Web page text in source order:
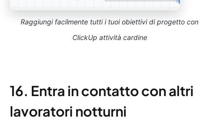
Raggiungi facilmente tutti i tuoi obiettivi di progetto con
ClickUp attività cardine
16. Entra in contatto con altri
lavoratori notturni